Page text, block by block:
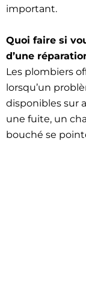
important.
Quoi faire si
d’une
Les plombiers
lorsqu’un
disponibles sur
une fuite, un
bouché se